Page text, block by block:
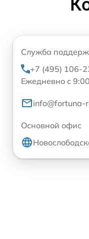
Служба
+7 (495) 106-
Ежедневно с
info@fortuna-
Основной офис